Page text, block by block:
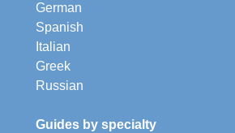
German
Spanish
Italian
Greek
Russian
Guides by specialty